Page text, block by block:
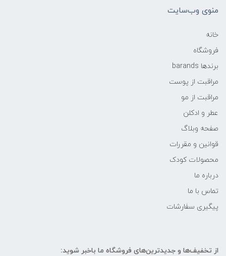
منوی وب‌سایت
خانه
فروشگاه
برندها barands
مراقبت از پوست
مراقبت از مو
عطر و ادکلن
صفحه وبلاگ
قوانین و مقررات
محصولات کودک
درباره ما
تماس با ما
پیگیری سفارشات
از تخفیف‌ها و جدیدترین‌های فروشگاه ما باخبر شوید: